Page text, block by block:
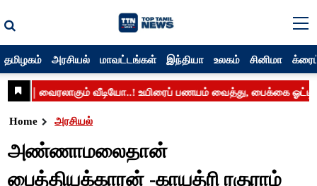
தமிழகம் அரசியல் மாவட்டங்கள் இந்தியா உலகம் சினிமா
Home அரசியல்
அண்ணாமலைதான்
பைத்தியக்காரன் -காயத்ரி ரகுராம்